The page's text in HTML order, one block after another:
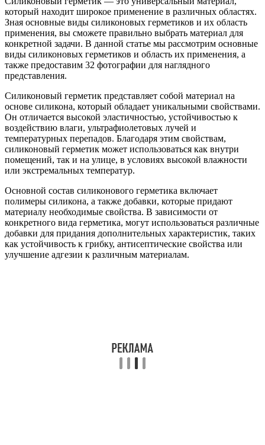
который находит широкое применение в различных областях.
Зная основные виды силиконовых герметиков и их область
применения, вы сможете правильно выбрать материал для
конкретной задачи. В данной статье мы рассмотрим основные
виды силиконовых герметиков и область их применения, а
также предоставим 32 фотографии для наглядного
представления.
Силиконовый герметик представляет собой материал на
основе силикона, который обладает уникальными свойствами.
Он отличается высокой эластичностью, устойчивостью к
воздействию влаги, ультрафиолетовых лучей и
температурных перепадов. Благодаря этим свойствам,
силиконовый герметик может использоваться как внутри
помещений, так и на улице, в условиях высокой влажности
или экстремальных температур.
Основной состав силиконового герметика включает
полимеры силикона, а также добавки, которые придают
материалу необходимые свойства. В зависимости от
конкретного вида герметика, могут использоваться различные
добавки для придания дополнительных характеристик, таких
как устойчивость к грибку, антисептические свойства или
улучшение адгезии к различным материалам.